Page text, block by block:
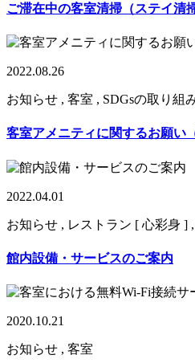
ご滞在中の客室清掃（ステイ清
2022.08.26
お知らせ , 客室 , SDGsの取り組
客室アメニティに関するお願い
2022.04.01
お知らせ , レストラン [ 心彩身 ]
館内設備・サービスのご案内
2020.10.21
お知らせ , 客室